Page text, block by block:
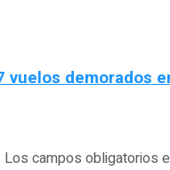
vuelos demorados
Los campos obligatorios